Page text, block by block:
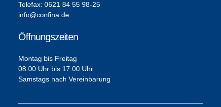
Telefax: 0621 84 55 98-25
info@confina.de
Öffnungszeiten
Montag bis Freitag
08:00 Uhr bis 17:00 Uhr
Samstags nach Vereinbarung